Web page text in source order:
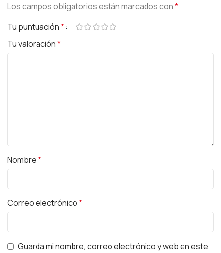
Los campos obligatorios están marcados con*
Tu puntuación*
Tu valoración*
Nombre*
Correo electrónico*
Guarda mi nombre, correo electrónico y web en este